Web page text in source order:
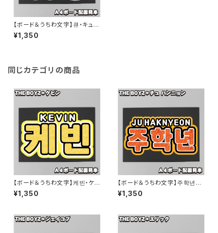
【ボード＆うちわ文字】큐・キュー
① 即納 【THE BOYZ】
¥1,350
同じカテゴリの商品
【ボード＆うちわ文字】케빈・ケビ
ン①KEVIN 即納 【THE BOY
Z】
¥1,350
【ボード＆うちわ文字】주학년・
チュ ハンニョン③ 即納 【THE B
OYZ】
¥1,350